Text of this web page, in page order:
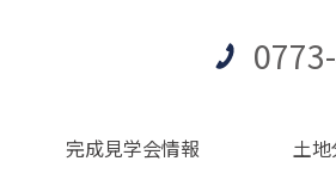
完成見学会情報 土